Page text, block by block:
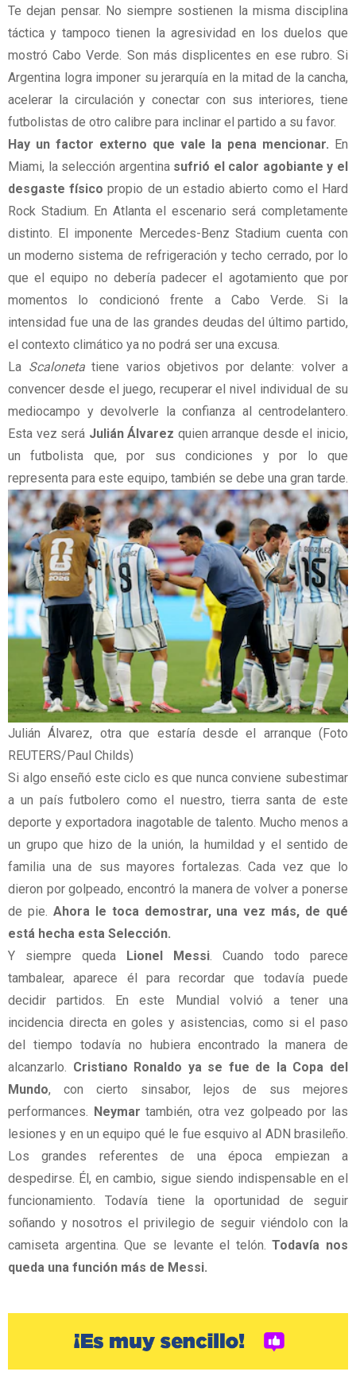
Te dejan pensar. No siempre sostienen la misma disciplina
táctica y tampoco tienen la agresividad en los duelos que
mostró Cabo Verde. Son más displicentes en ese rubro. Si
Argentina logra imponer su jerarquía en la mitad de la cancha,
acelerar la circulación y conectar con sus interiores, tiene
futbolistas de otro calibre para inclinar el partido a su favor.
Hay un factor externo que vale la pena mencionar. En
Miami, la selección argentina sufrió el calor agobiante y el
desgaste físico propio de un estadio abierto como el Hard
Rock Stadium. En Atlanta el escenario será completamente
distinto. El imponente Mercedes-Benz Stadium cuenta con
un moderno sistema de refrigeración y techo cerrado, por lo
que el equipo no debería padecer el agotamiento que por
momentos lo condicionó frente a Cabo Verde. Si la
intensidad fue una de las grandes deudas del último partido,
el contexto climático ya no podrá ser una excusa.
La Scalonetatiene varios objetivos por delante: volver a
convencer desde el juego, recuperar el nivel individual de su
mediocampo y devolverle la confianza al centrodelantero.
Esta vez será Julián Álvarez quien arranque desde el inicio,
un futbolista que, por sus condiciones y por lo que
representa para este equipo, también se debe una gran tarde.
Julián Álvarez, otra que estaría desde el arranque (Foto
REUTERS/Paul Childs)
Si algo enseñó este ciclo es que nunca conviene subestimar
a un país futbolero como el nuestro, tierra santa de este
deporte y exportadora inagotable de talento. Mucho menos a
un grupo que hizo de la unión, la humildad y el sentido de
familia una de sus mayores fortalezas. Cada vez que lo
dieron por golpeado, encontró la manera de volver a ponerse
de pie. Ahora le toca demostrar, una vez más, de qué
está hecha esta Selección.
Y siempre queda
Lionel Messi. Cuando todo parece
tambalear, aparece él para recordar que todavía puede
decidir partidos. En este Mundial volvió a tener una
incidencia directa en goles y asistencias, como si el paso
del tiempo todavía no hubiera encontrado la manera de
alcanzarlo. Cristiano Ronaldo ya se fue de la Copa del
Mundo, con cierto sinsabor, lejos de sus mejores
performances. Neymartambién, otra vez golpeado por las
lesiones y en un equipo qué le fue esquivo al ADN brasileño.
Los grandes referentes de una época empiezan a
despedirse. Él, en cambio, sigue siendo indispensable en el
funcionamiento. Todavía tiene la oportunidad de seguir
soñando y nosotros el privilegio de seguir viéndolo con la
camiseta argentina. Que se levante el telón.Todavía nos
queda una función más de Messi.